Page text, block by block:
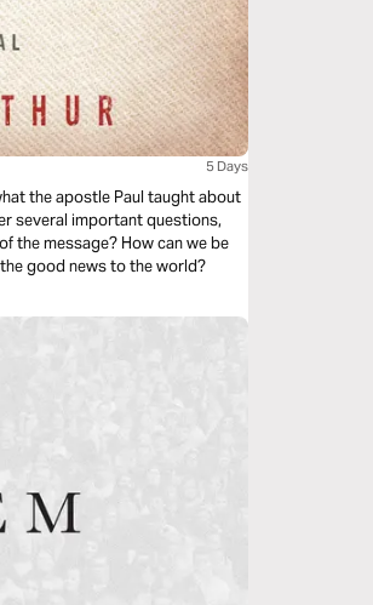
5 Days
the apostle Paul taught about
several important questions,
the message? How can we be
good news to the world?